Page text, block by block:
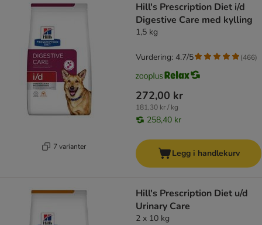
7 varianter
Hill's Prescription Diet i/d
Digestive Care med kylling
1,5 kg
272,00 kr
181,30 kr / kg
258,40 kr
Vurdering: 4.7/5 (466)
Legg i handlekurv
Hill's Prescription Diet u/d
Urinary Care
2 x 10 kg